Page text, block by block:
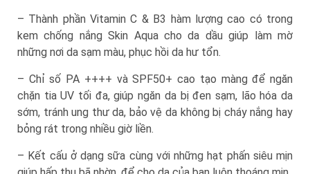
– Thành phần Vitamin C & B3 hàm lượng cao có trong
kem chống nắng Skin Aqua cho da dầu giúp làm mờ
những nơi da sạm màu, phục hồi da hư tổn.
– Chỉ số PA ++++ và SPF50+ cao tạo màng để ngăn
chặn tia UV tối đa, giúp ngăn da bị đen sạm, lão hóa da
sớm, tránh ung thư da, bảo vệ da không bị cháy nắng hay
bỏng rát trong nhiều giờ liền.
– Kết cấu ở dạng sữa cùng với những hạt phấn siêu mịn